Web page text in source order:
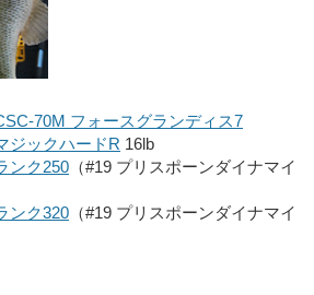
70M フォースグランディス7
ジックハードR 16lb
ンク250 （#19 プリスポーンダイナマイ
ンク320 （#19 プリスポーンダイナマイ